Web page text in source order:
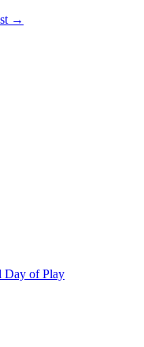
→
Day of Play